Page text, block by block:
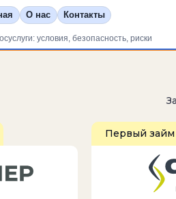
О нас Контакты
условия, безопасность, риски
Первый займ